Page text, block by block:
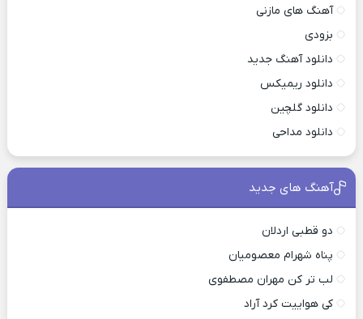
آهنگ های مازنی
بزودی
دانلود آهنگ جدید
دانلود ریمیکس
دانلود گلچین
دانلود مداحی
آهنگ های جدید
دو قطبی اردلان
پناه شهرام معصومیان
لب تر کن مهران مصطفوی
کی هواییت کرد آراد